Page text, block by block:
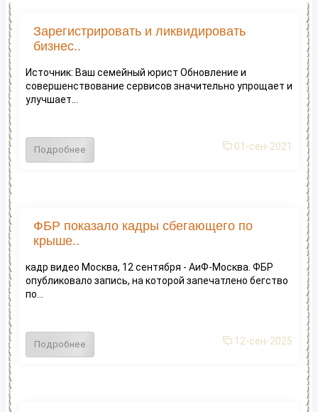
Зарегистрировать и ликвидировать
бизнес..
Источник: Ваш семейный юрист Обновление и
совершенствование сервисов значительно упрощает и
улучшает...
Подробнее 01-сен-2021
ФБР показало кадры сбегающего по
крыше..
кадр видео Москва, 12 сентября - АиФ-Москва. ФБР
опубликовало запись, на которой запечатлено бегство
по...
Подробнее 12-сен-2025